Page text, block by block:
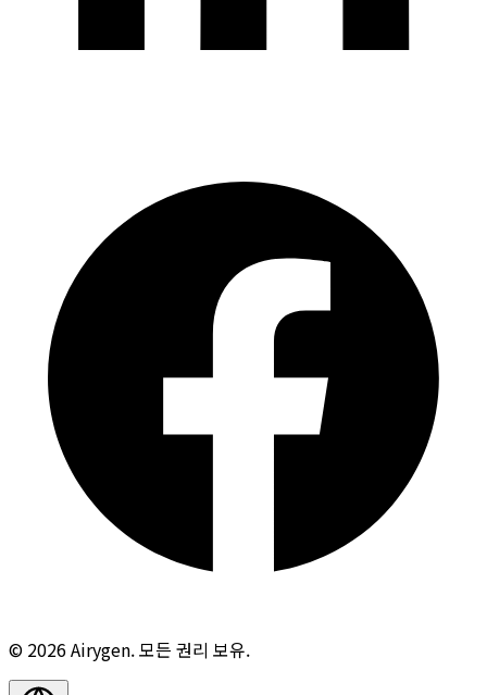
© 2026 Airygen. 모든 권리 보유.